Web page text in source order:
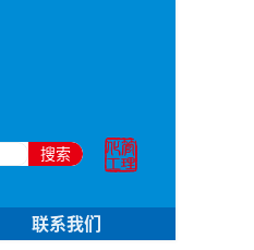
搜索
联系我们